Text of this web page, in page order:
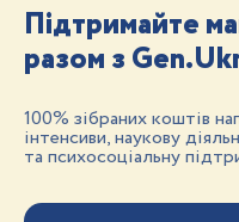
Підтримайте
разом з
100% зібраних коштів
інтенсиви, наукову
та психосоціальну